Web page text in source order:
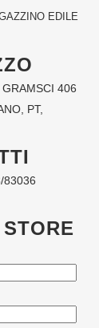
EDILE
406
PT,
83036